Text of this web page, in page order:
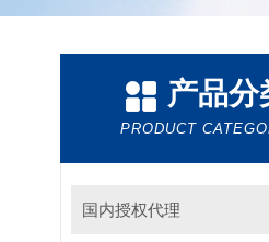
产品分
PRODUCT
国内授权代理